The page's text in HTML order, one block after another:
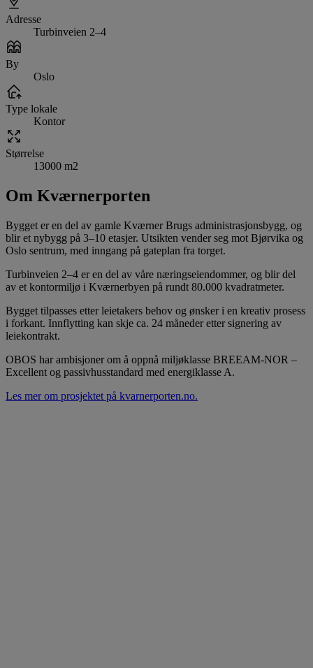
Adresse
Turbinveien 2–4
By
Oslo
Type lokale
Kontor
Størrelse
13000 m2
Om Kværnerporten
Bygget er en del av gamle Kværner Brugs administrasjonsbygg, og
blir et nybygg på 3–10 etasjer. Utsikten vender seg mot Bjørvika og
Oslo sentrum, med inngang på gateplan fra torget.
Turbinveien 2–4 er en del av våre næringseiendommer, og blir del
av et kontormiljø i Kværnerbyen på rundt 80.000 kvadratmeter.
Bygget tilpasses etter leietakers behov og ønsker i en kreativ prosess
i forkant. Innflytting kan skje ca. 24 måneder etter signering av
leiekontrakt.
OBOS har ambisjoner om å oppnå miljøklasse BREEAM-NOR –
Excellent og passivhusstandard med energiklasse A.
Les mer om prosjektet på kvarnerporten.no.